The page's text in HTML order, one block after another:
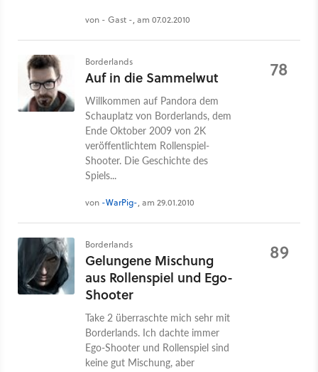
von - Gast -, am 07.02.2010
Borderlands
Auf in die Sammelwut
Willkommen auf Pandora dem
Schauplatz von Borderlands, dem
Ende Oktober 2009 von 2K
veröffentlichtem Rollenspiel-
Shooter. Die Geschichte des
Spiels...
von -WarPig-, am 29.01.2010
78
Borderlands
Gelungene Mischung
aus Rollenspiel und Ego-
Shooter
Take 2 überraschte mich sehr mit
Borderlands. Ich dachte immer
Ego-Shooter und Rollenspiel sind
keine gut Mischung, aber
89